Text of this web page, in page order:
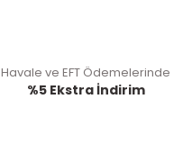
Havale ve EFT Ödemelerinde
%5 Ekstra İndirim